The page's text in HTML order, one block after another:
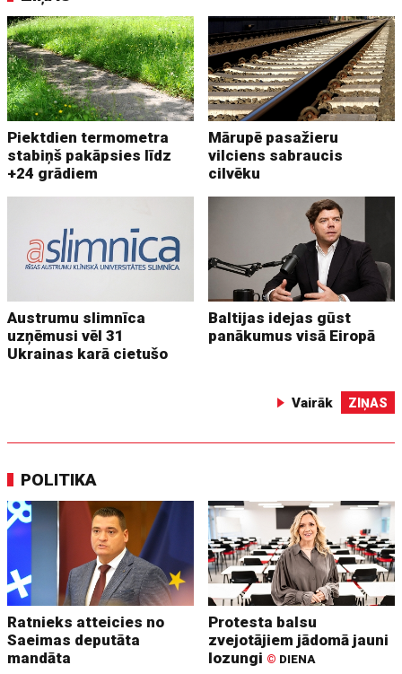
Piektdien termometra
stabiņš pakāpsies līdz
+24 grādiem
Mārupē pasažieru
vilciens sabraucis
cilvēku
Austrumu slimnīca
uzņēmusi vēl 31
Ukrainas karā cietušo
Baltijas idejas gūst
panākumus visā Eiropā
Vairāk ZIŅAS
POLITIKA
Ratnieks atteicies no
Saeimas deputāta
mandāta
Protesta balsu
zvejotājiem jādomā jauni
lozungi © DIENA